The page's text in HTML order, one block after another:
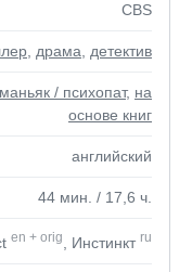
CBS
драма детектив
маньяк / психопат, на
основе книг
английский
44 мин. / 17,6 ч.
en + orig , Инстинкт ru